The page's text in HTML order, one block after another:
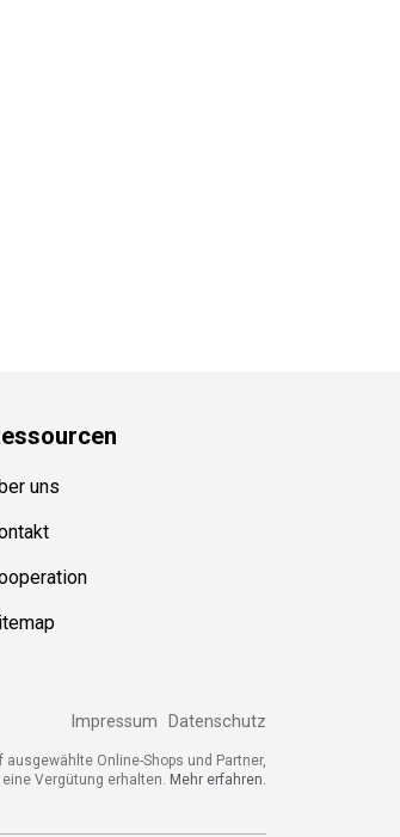
n
uns
Impressum Datenschutz
Online-Shops und Partner,
Vergütung erhalten. Mehr erfahren.